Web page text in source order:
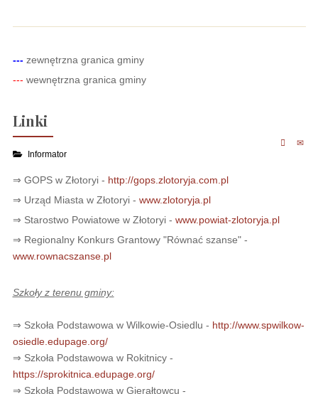
--- zewnętrzna granica gminy
--- wewnętrzna granica gminy
Linki
Informator
⇒ GOPS w Złotoryi - http://gops.zlotoryja.com.pl
⇒ Urząd Miasta w Złotoryi - www.zlotoryja.pl
⇒ Starostwo Powiatowe w Złotoryi - www.powiat-zlotoryja.pl
⇒ Regionalny Konkurs Grantowy "Równać szanse" -
www.rownacszanse.pl
Szkoły z terenu gminy:
⇒ Szkoła Podstawowa w Wilkowie-Osiedlu - http://www.spwilkow-
osiedle.edupage.org/
⇒ Szkoła Podstawowa w Rokitnicy -
https://sprokitnica.edupage.org/
⇒ Szkoła Podstawowa w Gierałtowcu -